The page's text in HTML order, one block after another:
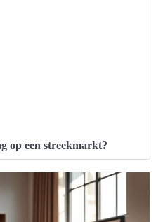
op een streekmarkt?